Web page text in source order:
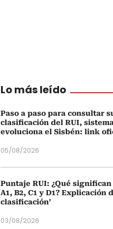
Lo más leído
Paso a paso para consultar
clasificación del RUI,
evoluciona el Sisbén: link
05/08/2026
Puntaje RUI: ¿Qué
A1, B2, C1 y D1? Explicación
clasificación’
03/08/2026